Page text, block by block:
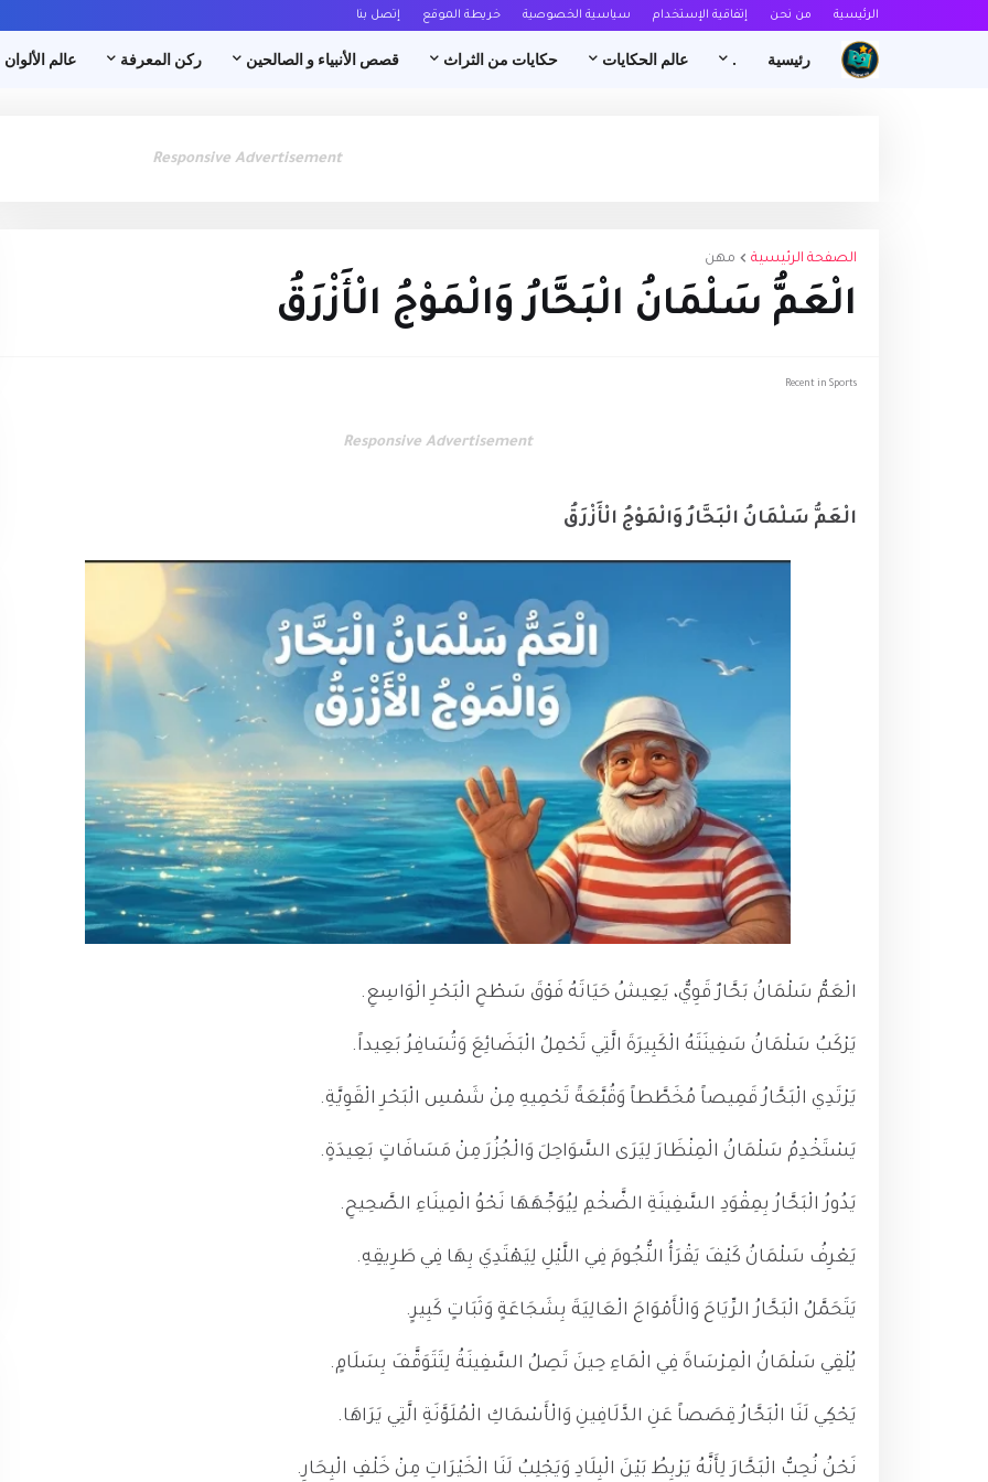
الرئيسية من نحن إتفاقية الإستخدام سياسية الخصوصية خريطة الموقع إتصل بنا
رئيسية . عالم الحكايات حكايات من الثراث قصص الأنبياء و الصالحين ركن المعرفة عالم الألوان
Responsive Advertisement
الصفحة الرئيسية مهن
الْعَمُّ سَلْمَانُ الْبَحَّارُ وَالْمَوْجُ الْأَزْرَقُ
Recent in Sports
Responsive Advertisement
الْعَمُّ سَلْمَانُ الْبَحَّارُ وَالْمَوْجُ الْأَزْرَقُ
الْعَمُّ سَلْمَانُ بَحَّارٌ قَوِيٌّ، يَعِيشُ حَيَاتَهُ فَوْقَ سَطْحِ الْبَحْرِ الْوَاسِعِ.
يَرْكَبُ سَلْمَانُ سَفِينَتَهُ الْكَبِيرَةَ الَّتِي تَحْمِلُ الْبَضَائِعَ وَتُسَافِرُ بَعِيداً.
يَرْتَدِي الْبَحَّارُ قَمِيصاً مُخَطَّطاً وَقُبَّعَةً تَحْمِيهِ مِنْ شَمْسِ الْبَحْرِ الْقَوِيَّةِ.
يَسْتَخْدِمُ سَلْمَانُ الْمِنْظَارَ لِيَرَى السَّوَاحِلَ وَالْجُزُرَ مِنْ مَسَافَاتٍ بَعِيدَةٍ.
يَدُورُ الْبَحَّارُ بِمِقْوَدِ السَّفِينَةِ الضَّخْمِ لِيُوَجِّهَهَا نَحْوُ الْمِينَاءِ الصَّحِيحِ.
يَعْرِفُ سَلْمَانُ كَيْفَ يَقْرَأُ النُّجُومَ فِي اللَّيْلِ لِيَهْتَدِيَ بِهَا فِي طَرِيقِهِ.
يَتَحَمَّلُ الْبَحَّارُ الرِّيَاحَ وَالْأَمْوَاجَ الْعَالِيَةَ بِشَجَاعَةٍ وَثَبَاتٍ كَبِيرٍ.
يُلْقِي سَلْمَانُ الْمِرْسَاةَ فِي الْمَاءِ حِينَ تَصِلُ السَّفِينَةُ لِتَتَوَقَّفَ بِسَلَامٍ.
يَحْكِي لَنَا الْبَحَّارُ قِصَصاً عَنِ الدَّلَافِينِ وَالْأَسْمَاكِ الْمُلَوَّنَةِ الَّتِي يَرَاهَا.
نَحْنُ نُحِبُّ الْبَحَّارَ لِأَنَّهُ يَرْبِطُ بَيْنَ الْبِلَادِ وَيَجْلِبُ لَنَا الْخَيْرَاتِ مِنْ خَلْفِ الْبِحَارِ.